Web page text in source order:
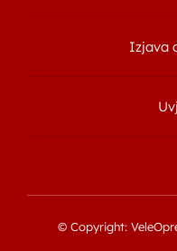
Izjava
© Copyright: